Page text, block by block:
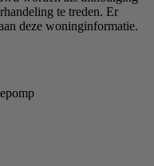
te treden. Er
deze woninginformatie.